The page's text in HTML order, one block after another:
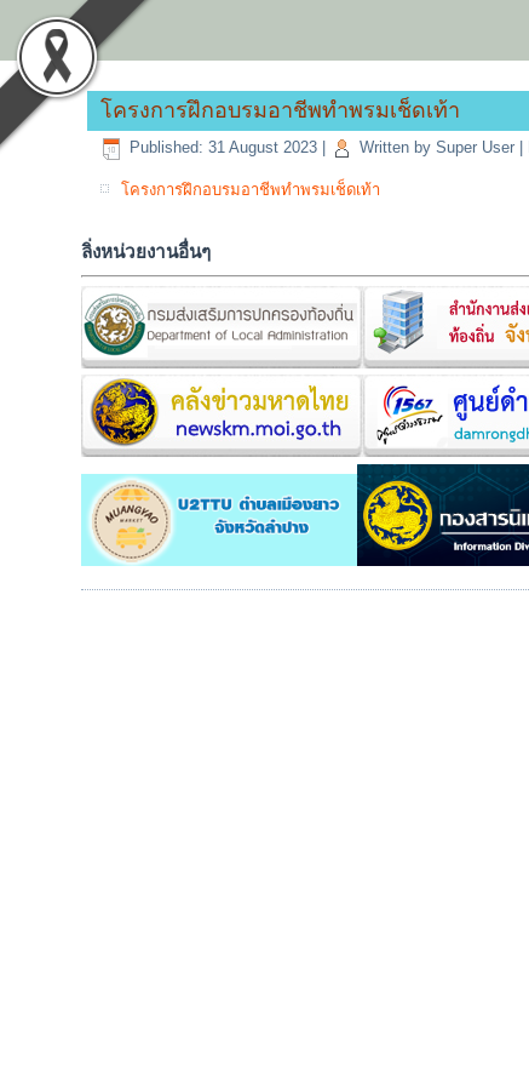
โครงการฝึกอบรมอาชีพทำพรมเช็ดเท้า
Published: 31 August 2023 Written by Super User
โครงการฝึกอบรมอาชีพทำพรมเช็ดเท้า
ลิ่งหน่วยงานอื่นๆ